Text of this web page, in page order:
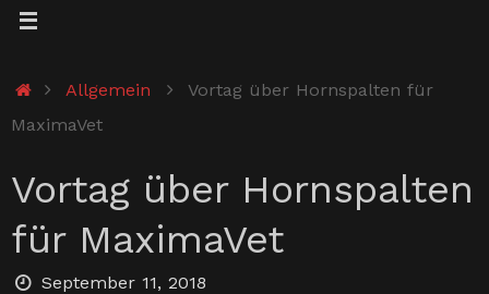
StartAllgemein
Vortag über Hornspalten für
MaximaVet
Vortag über Hornspalten
für MaximaVet
September 11, 2018